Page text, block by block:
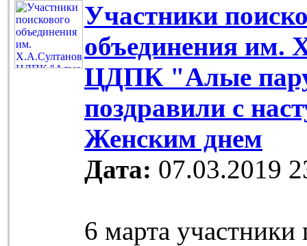
Участники
объединения им.
ЦДПК "Алые
поздравили с
Женским днем
Дата: 07.03.2019
6 марта участники